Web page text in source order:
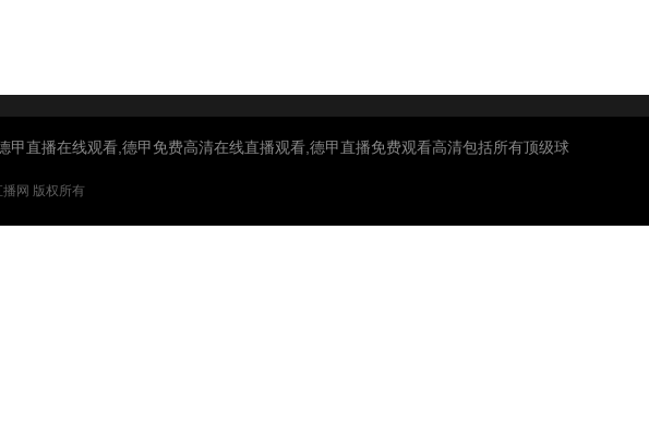
直播在线观看,德甲免费高清在线直播观看,德甲直播免费观看高清包括所有顶级球
网 版权所有